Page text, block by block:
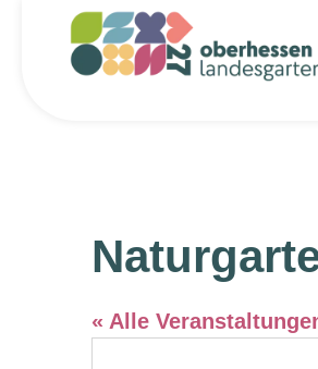
« Alle